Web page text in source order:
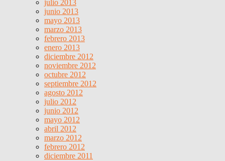
julio 2013
junio 2013
mayo 2013
marzo 2013
febrero 2013
enero 2013
diciembre 2012
noviembre 2012
octubre 2012
septiembre 2012
agosto 2012
julio 2012
junio 2012
mayo 2012
abril 2012
marzo 2012
febrero 2012
diciembre 2011